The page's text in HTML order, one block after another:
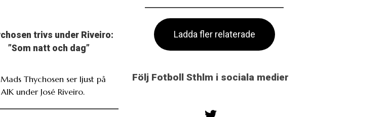
trivs under Riveiro:
”Som natt och dag”
Mads Thychosen ser ljust på
under José Riveiro.
Ladda fler relaterade
Följ Fotboll Sthlm i sociala medier